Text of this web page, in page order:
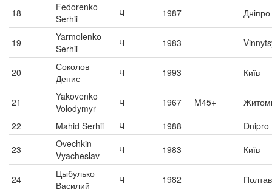
18
Fedorenko
Serhii
Ч 1987 Дніпро
19
Yarmolenko
Serhii
Ч 1983
20
Соколов
Денис
Ч 1993 Київ
21
Yakovenko
Volodymyr
Ч 1967 M45+
22
Mahid Serhii Ч 1988
Dnipro
23
Ovechkin
Vyacheslav
Ч 1983 Київ
24
Цыбулько
Василий
Ч 1982